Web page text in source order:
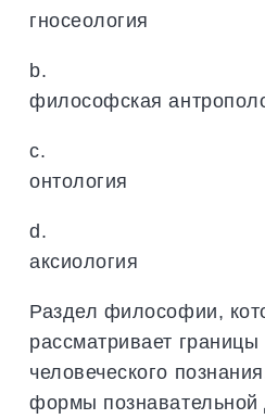
гносеология
b.
философская
c.
онтология
d.
аксиология
Раздел философии,
рассматривает
человеческого
формы познавательной